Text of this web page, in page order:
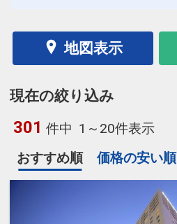
地図表示
現在の絞り込み
301 件中 1～20件表示
おすすめ順
価格の安い順